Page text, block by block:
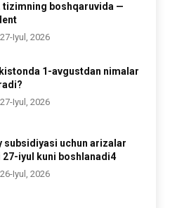
tizimning boshqaruvida —
Iyul, 2026
1-avgustdan nimalar
Iyul, 2026
subsidiyasi uchun arizalar
27-iyul kuni boshlanadi4
Iyul, 2026